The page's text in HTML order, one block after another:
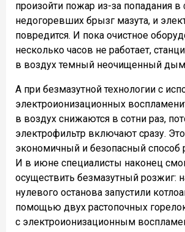
произойти пожар из-за попадания в
недогоревших брызг мазута, и
повредится. И пока очистное
несколько часов не работает,
в воздух темный неочищенный
А при безмазутной технологии с
электроионизационных
в воздух снижаются в сотни раз,
электрофильтр включают сразу.
экономичный и безопасный способ
И в июне специалисты наконец
осуществить безмазутный розжиг:
нулевого останова запустили
помощью двух растопочных
с электроионизационным